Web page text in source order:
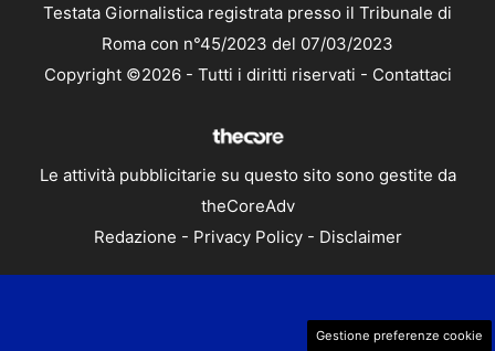
Testata Giornalistica registrata presso il Tribunale di
Roma con n°45/2023 del 07/03/2023
Copyright ©2026 - Tutti i diritti riservati - Contattaci
Le attività pubblicitarie su questo sito sono gestite da
theCoreAdv
Redazione - Privacy Policy- Disclaimer
Gestione preferenze cookie